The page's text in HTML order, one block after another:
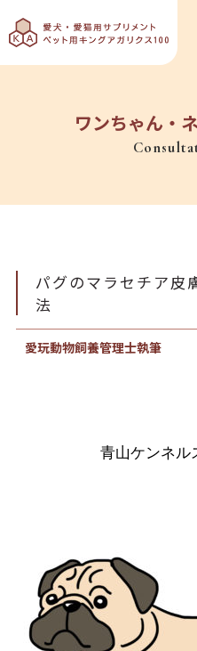
ワンちゃん・
パグのマラセチア皮
法
愛玩動物飼養管理士執筆
青山ケンネ